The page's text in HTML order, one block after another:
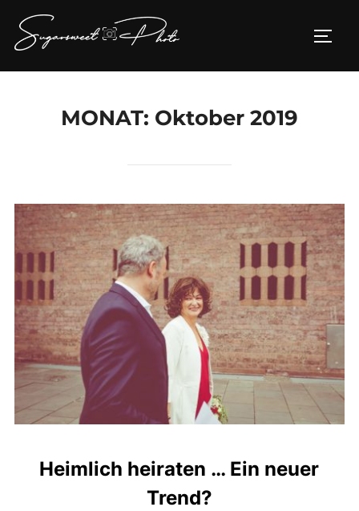
Inhalt
springen
MONAT: Oktober 2019
Heimlich heiraten … Ein neuer
Trend?